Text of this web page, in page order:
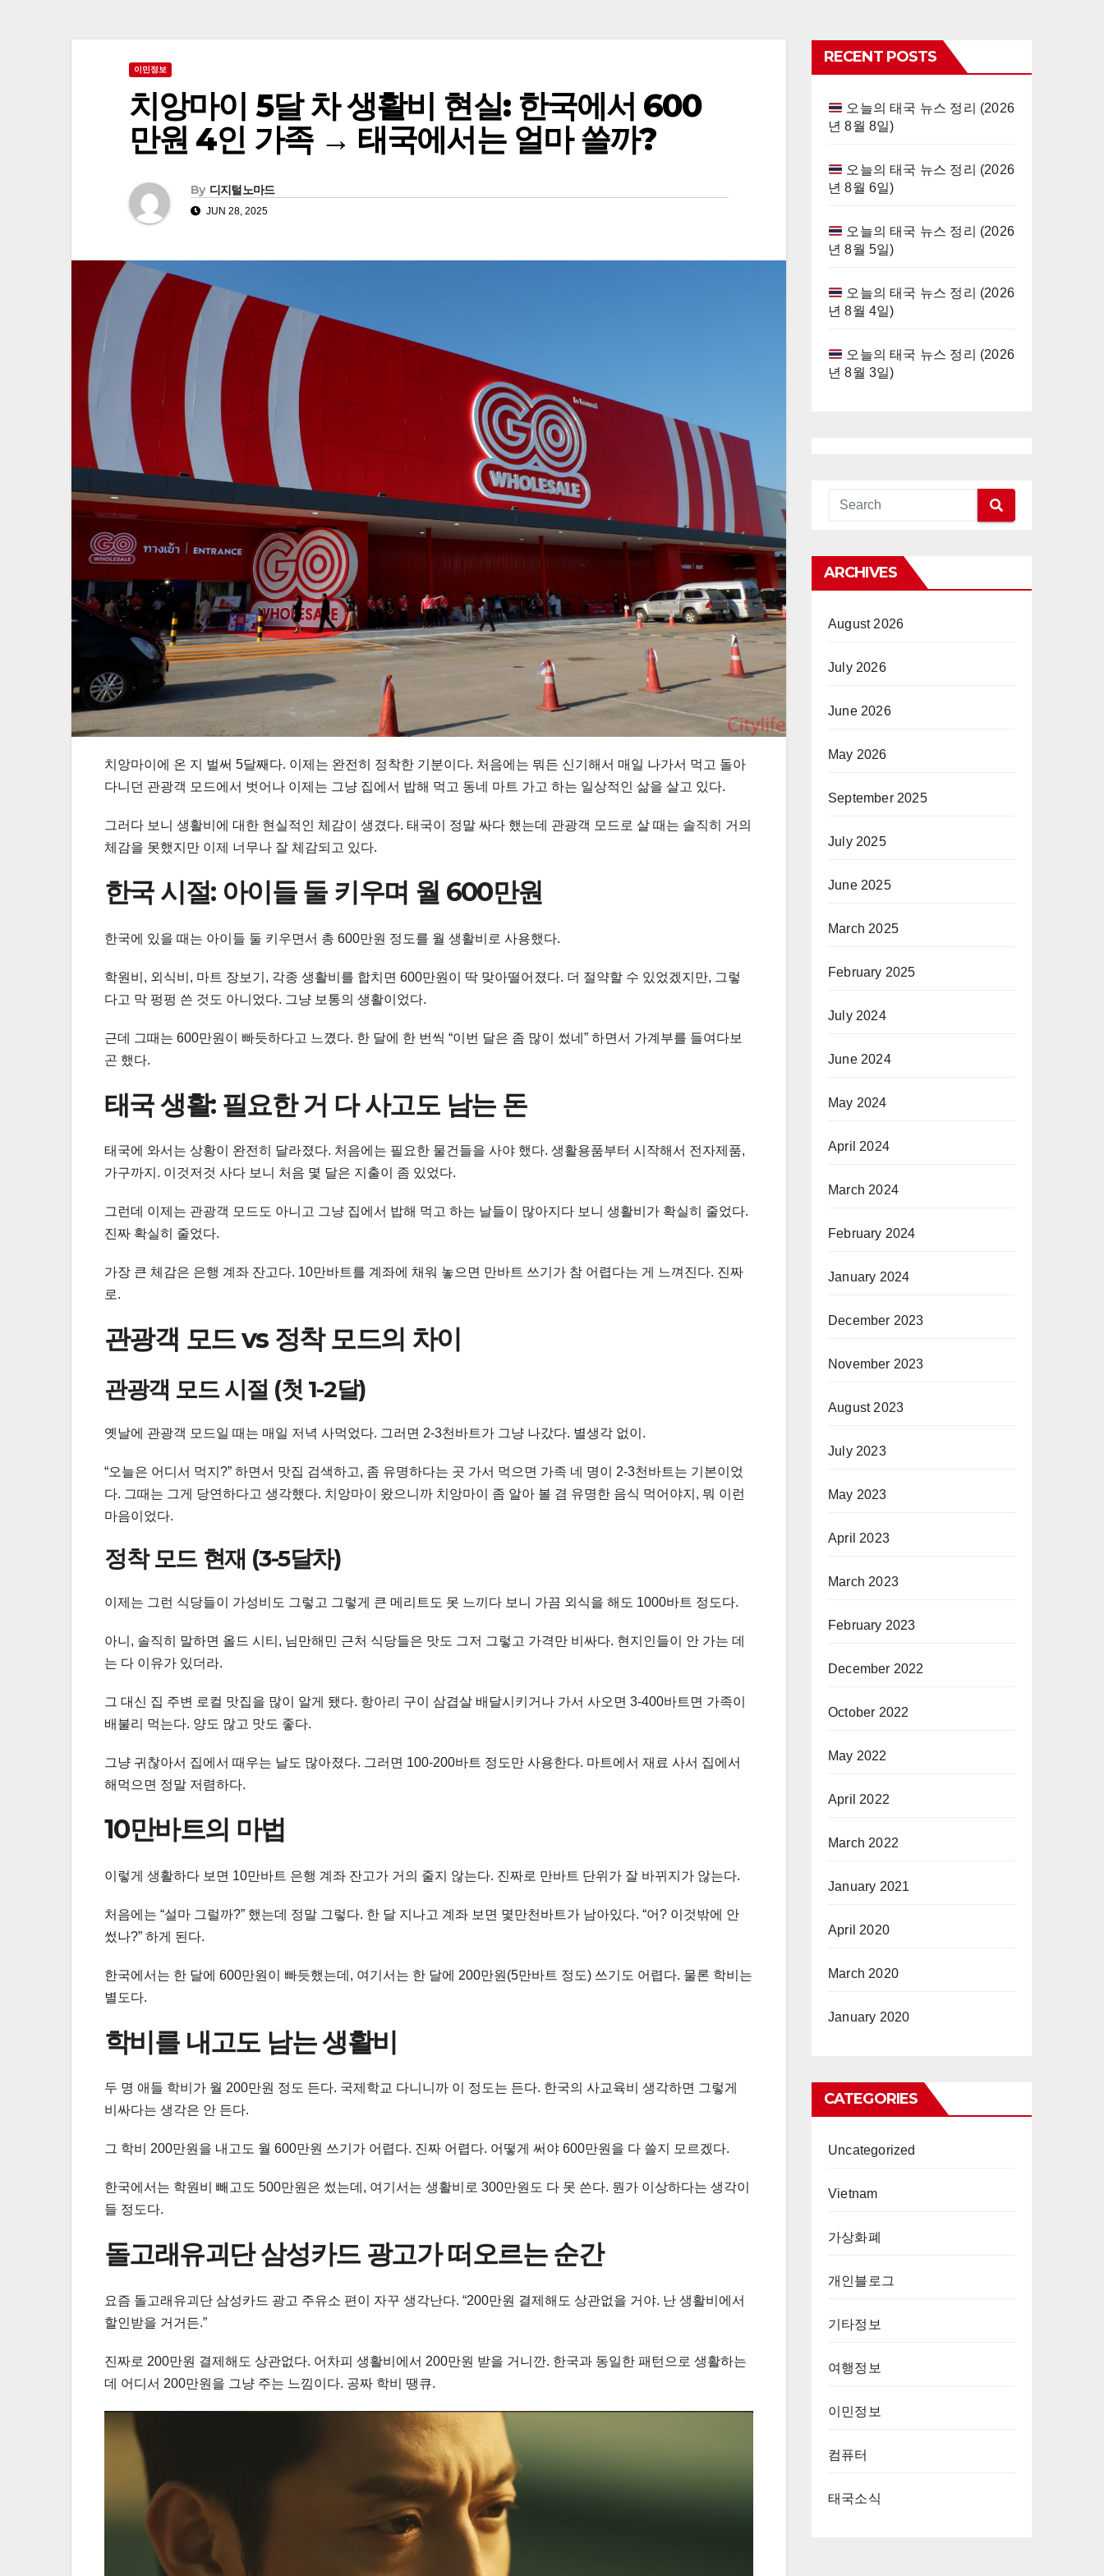
이민정보
치앙마이 5달 차 생활비 현실: 한국에서 600
만원 4인 가족 → 태국에서는 얼마 쓸까?
By 디지털노마드
JUN 28, 2025
치앙마이에 온 지 벌써 5달째다. 이제는 완전히 정착한 기분이다. 처음에는 뭐든 신기해서 매일 나가서 먹고 돌아
다니던 관광객 모드에서 벗어나 이제는 그냥 집에서 밥해 먹고 동네 마트 가고 하는 일상적인 삶을 살고 있다.
그러다 보니 생활비에 대한 현실적인 체감이 생겼다. 태국이 정말 싸다 했는데 관광객 모드로 살 때는 솔직히 거의
체감을 못했지만 이제 너무나 잘 체감되고 있다.
한국 시절: 아이들 둘 키우며 월 600만원
한국에 있을 때는 아이들 둘 키우면서 총 600만원 정도를 월 생활비로 사용했다.
학원비, 외식비, 마트 장보기, 각종 생활비를 합치면 600만원이 딱 맞아떨어졌다. 더 절약할 수 있었겠지만, 그렇
다고 막 펑펑 쓴 것도 아니었다. 그냥 보통의 생활이었다.
근데 그때는 600만원이 빠듯하다고 느꼈다. 한 달에 한 번씩 “이번 달은 좀 많이 썼네” 하면서 가계부를 들여다보
곤 했다.
태국 생활: 필요한 거 다 사고도 남는 돈
태국에 와서는 상황이 완전히 달라졌다. 처음에는 필요한 물건들을 사야 했다. 생활용품부터 시작해서 전자제품,
가구까지. 이것저것 사다 보니 처음 몇 달은 지출이 좀 있었다.
그런데 이제는 관광객 모드도 아니고 그냥 집에서 밥해 먹고 하는 날들이 많아지다 보니 생활비가 확실히 줄었다.
진짜 확실히 줄었다.
가장 큰 체감은 은행 계좌 잔고다. 10만바트를 계좌에 채워 놓으면 만바트 쓰기가 참 어렵다는 게 느껴진다. 진짜
로.
관광객 모드 vs 정착 모드의 차이
관광객 모드 시절 (첫 1-2달)
옛날에 관광객 모드일 때는 매일 저녁 사먹었다. 그러면 2-3천바트가 그냥 나갔다. 별생각 없이.
“오늘은 어디서 먹지?” 하면서 맛집 검색하고, 좀 유명하다는 곳 가서 먹으면 가족 네 명이 2-3천바트는 기본이었
다. 그때는 그게 당연하다고 생각했다. 치앙마이 왔으니까 치앙마이 좀 알아 볼 겸 유명한 음식 먹어야지, 뭐 이런
마음이었다.
정착 모드 현재 (3-5달차)
이제는 그런 식당들이 가성비도 그렇고 그렇게 큰 메리트도 못 느끼다 보니 가끔 외식을 해도 1000바트 정도다.
아니, 솔직히 말하면 올드 시티, 님만해민 근처 식당들은 맛도 그저 그렇고 가격만 비싸다. 현지인들이 안 가는 데
는 다 이유가 있더라.
그 대신 집 주변 로컬 맛집을 많이 알게 됐다. 항아리 구이 삼겹살 배달시키거나 가서 사오면 3-400바트면 가족이
배불리 먹는다. 양도 많고 맛도 좋다.
그냥 귀찮아서 집에서 때우는 날도 많아졌다. 그러면 100-200바트 정도만 사용한다. 마트에서 재료 사서 집에서
해먹으면 정말 저렴하다.
10만바트의 마법
이렇게 생활하다 보면 10만바트 은행 계좌 잔고가 거의 줄지 않는다. 진짜로 만바트 단위가 잘 바뀌지가 않는다.
처음에는 “설마 그럴까?” 했는데 정말 그렇다. 한 달 지나고 계좌 보면 몇만천바트가 남아있다. “어? 이것밖에 안
썼나?” 하게 된다.
한국에서는 한 달에 600만원이 빠듯했는데, 여기서는 한 달에 200만원(5만바트 정도) 쓰기도 어렵다. 물론 학비는
별도다.
학비를 내고도 남는 생활비
두 명 애들 학비가 월 200만원 정도 든다. 국제학교 다니니까 이 정도는 든다. 한국의 사교육비 생각하면 그렇게
비싸다는 생각은 안 든다.
그 학비 200만원을 내고도 월 600만원 쓰기가 어렵다. 진짜 어렵다. 어떻게 써야 600만원을 다 쓸지 모르겠다.
한국에서는 학원비 빼고도 500만원은 썼는데, 여기서는 생활비로 300만원도 다 못 쓴다. 뭔가 이상하다는 생각이
들 정도다.
돌고래유괴단 삼성카드 광고가 떠오르는 순간
요즘 돌고래유괴단 삼성카드 광고 주유소 편이 자꾸 생각난다. “200만원 결제해도 상관없을 거야. 난 생활비에서
할인받을 거거든.”
진짜로 200만원 결제해도 상관없다. 어차피 생활비에서 200만원 받을 거니깐. 한국과 동일한 패턴으로 생활하는
데 어디서 200만원을 그냥 주는 느낌이다. 공짜 학비 땡큐.
RECENT POSTS
오늘의 태국 뉴스 정리 (2026
년 8월 8일)
오늘의 태국 뉴스 정리 (2026
년 8월 6일)
오늘의 태국 뉴스 정리 (2026
년 8월 5일)
오늘의 태국 뉴스 정리 (2026
년 8월 4일)
오늘의 태국 뉴스 정리 (2026
년 8월 3일)
ARCHIVES
August 2026
July 2026
June 2026
May 2026
September 2025
July 2025
June 2025
March 2025
February 2025
July 2024
June 2024
May 2024
April 2024
March 2024
February 2024
January 2024
December 2023
November 2023
August 2023
July 2023
May 2023
April 2023
March 2023
February 2023
December 2022
October 2022
May 2022
April 2022
March 2022
January 2021
April 2020
March 2020
January 2020
CATEGORIES
Uncategorized
Vietnam
가상화폐
개인블로그
기타정보
여행정보
이민정보
컴퓨터
태국소식